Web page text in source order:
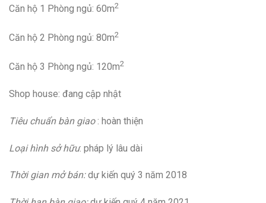
Căn hộ 1 Phòng ngủ: 60m2
Căn hộ 2 Phòng ngủ: 80m2
Căn hộ 3 Phòng ngủ: 120m2
Shop house: đang cập nhật
Tiêu chuẩn bàn giao: hoàn thiện
Loại hình sở hữu: pháp lý lâu dài
Thời gian mở bán:dự kiến quý 3 năm 2018